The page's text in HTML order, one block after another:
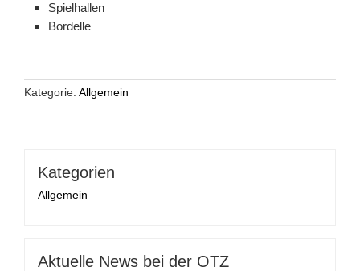
Spielhallen
Bordelle
Kategorie: Allgemein
Kategorien
Allgemein
Aktuelle News bei der OTZ